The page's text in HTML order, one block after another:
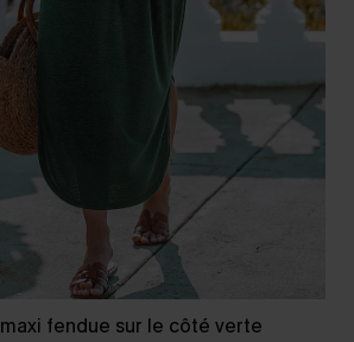
fendue sur le côté verte